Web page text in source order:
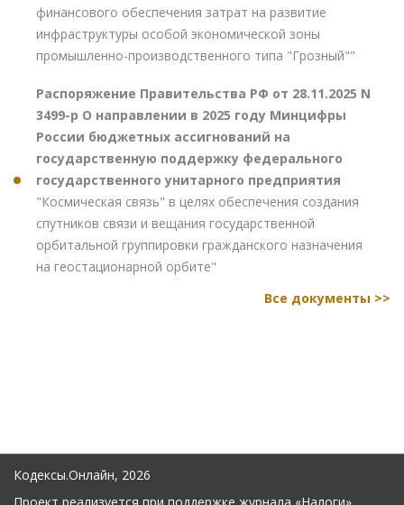
финансового обеспечения затрат на развитие
инфраструктуры особой экономической зоны
промышленно-производственного типа "Грозный""
Распоряжение Правительства РФ от 28.11.2025 N
3499-р О направлении в 2025 году Минцифры
России бюджетных ассигнований на
государственную поддержку федерального
государственного унитарного предприятия
"Космическая связь" в целях обеспечения создания
спутников связи и вещания государственной
орбитальной группировки гражданского назначения
на геостационарной орбите"
Все документы >>
Кодексы.Онлайн, 2026